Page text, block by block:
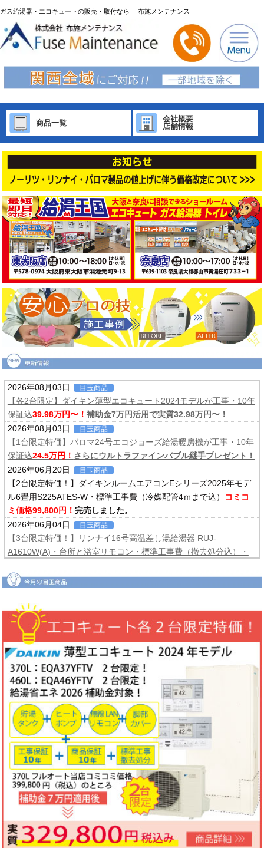
ガス給湯器・エコキュートの販売・取付なら｜ 布施メンテナンス
商品一覧
会社概要
店舗情報
2026年08月03日 目玉商品
【各2台限定】ダイキン薄型エコキュート2024モデルが工事・10年
保証込39.98万円〜！ 補助金7万円活用で実質32.98万円〜！
2026年08月03日
目玉商品
【1台限定特価】パロマ24号エコジョーズ給湯暖房機が工事・10年
保証込24.5万円！ さらにウルトラファインバブル継手プレゼント！
2026年06月20日
目玉商品
【2台限定特価！】ダイキンルームエアコンEシリーズ2025年モデ
ル6畳用S225ATES-W・標準工事費（冷媒配管4ｍまで込）
コミコ
ミ価格99,800円！ 完売しました。
2026年06月04日
目玉商品
【3台限定特価！】リンナイ16号高温差し湯給湯器 RUJ-
A1610W(A)・台所と浴室リモコン・標準工事費（撤去処分込）・
2026年06月04日
デル6畳用S225ATCS-W・標準工事費（冷媒配管4ｍまで込）商品5
年保証付きコミコミ価格128,000円！
2026年06月02日
キャンペーン
ノーリツでおトクに買替え！ノーリツ対象製品の購入・設置・アプ
リ接続で
現金最大35,000円
がもれなくもらえるキャッシュバックキ
ャンペーン2026第2弾。キャンペーン期間：2026年6月1日～12月
18日まで
2026年06月02日
目玉商品
【1台限定特価！】三菱ルームエアコン霧ヶ峰GVシリーズ10畳用
MSZ-GV2823-W・標準工事費（冷媒配管4ｍまで込）コミコミ価格
99,800円！完売しました
2026年05月22日
お知らせ
ノーリツ・リンナイ・パロマ製品の値上げに伴う価格改定について
2026年05月18日
目玉商品
ノーリツビルトインコンロ「N3WV6M」工事費コミコミ特価！今
なら「ロティプレートS」プレゼント！3台限定コミコミ価格
79,800円！数量限定のため、なくなり次第終了となります。
2026年05月15日
目玉商品